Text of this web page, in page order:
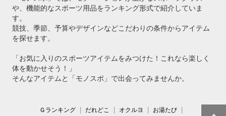
や、機能的なスポーツ用品をランキング形式で紹介していま
す。
競技、季節、予算やデザインなどこだわりの条件からアイテム
を探せます。
「お気に入りのスポーツアイテムをみつけた！これなら楽しく
体を動かせそう！」
そんなアイテムと「モノスポ」で出会ってみませんか。
Ｇランキング だれどこ オクルヨ お湯たび